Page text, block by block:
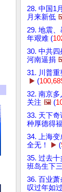
28. 中国1
月来新低
29. 地震
年艰难 (
30. 中共
河南逼捐
31. 川普重
▶️ (
32. 南京多
关注 🖼️ (
33. 天下奇
种厚德得
34. 上海
全无！
▶️ (
35. 过去
班岛生下
36. 百业
叹过年如